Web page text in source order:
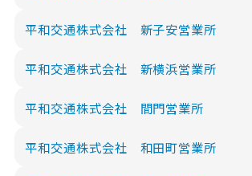
平和交通株式会社 新子安営業所
平和交通株式会社 新横浜営業所
平和交通株式会社 間門営業所
平和交通株式会社 和田町営業所